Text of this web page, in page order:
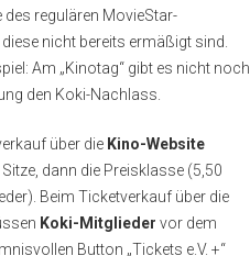
des regulären MovieStar-
nicht bereits ermäßigt sind.
Am „Kinotag“ gibt es nicht noch
den Koki-Nachlass.
über die Kino-Website
dann die Preisklasse (5,50
Beim Ticketverkauf über die
Koki-Mitgliedervor dem
Button „Tickets e.V. +“